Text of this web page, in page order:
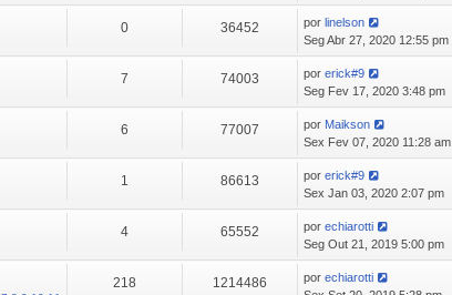
0 36452 porlinelson
Seg Abr 27, 2020 12:55 pm
7 74003 porerick#9
Seg Fev 17, 2020 3:48 pm
6 77007 por Maikson
Sex Fev 07, 2020 11:28 am
1 86613 porerick#9
Sex Jan 03, 2020 2:07 pm
4 65552 porechiarotti
Seg Out 21, 2019 5:00 pm
218 1214486 porechiarotti